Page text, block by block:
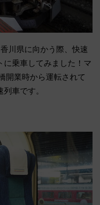
川県に向かう際、快速
に乗車してみました！マ
開業時から運転されて
車です。